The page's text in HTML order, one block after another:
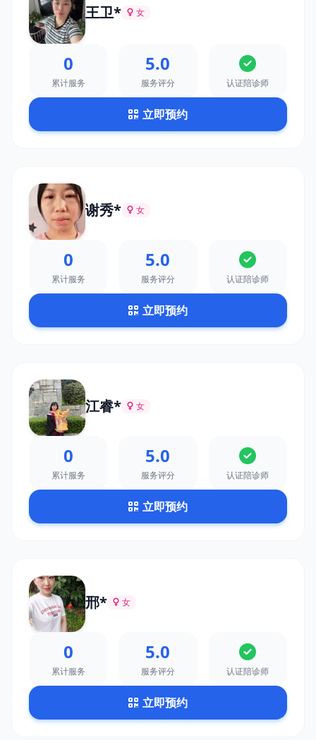
王卫* 女
0
累计服务
5.0
服务评分 认证陪诊师
立即预约
谢秀* 女
0
累计服务
5.0
服务评分 认证陪诊师
立即预约
江睿* 女
0
累计服务
5.0
服务评分 认证陪诊师
立即预约
邢* 女
0
累计服务
5.0
服务评分 认证陪诊师
立即预约